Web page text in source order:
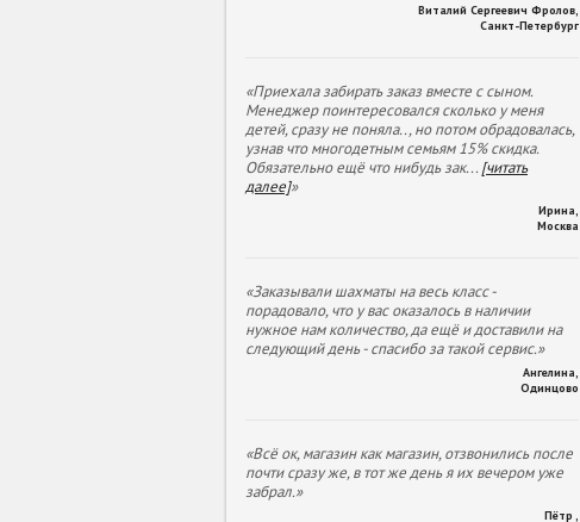
Виталий Сергеевич Фролов
Санкт-Петербург
«Приехала забирать заказ вместе с сыном.
Менеджер поинтересовался сколько у меня
детей, сразу не поняла.., но потом обрадовалась,
узнав что многодетным семьям 15% скидка.
Обязательно ещё что нибудь зак...[читать
далее]»
Ирина
Москва
«Заказывали шахматы на весь класс -
порадовало, что у вас оказалось в наличии
нужное нам количество, да ещё и доставили на
следующий день - спасибо за такой сервис.»
Ангелина
Одинцово
«Всё ок, магазин как магазин, отзвонились после
почти сразу же, в тот же день я их вечером уже
забрал.»
Пётр